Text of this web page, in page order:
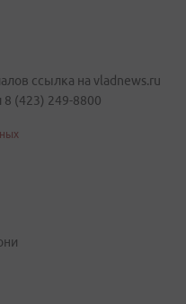
ссылка на vladnews.ru
8 (423) 249-8800